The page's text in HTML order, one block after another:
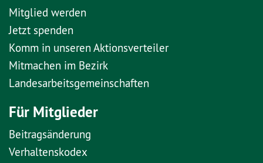
Mitglied werden
Jetzt spenden
Komm in unseren Aktionsverteiler
Mitmachen im Bezirk
Landesarbeitsgemeinschaften
Für Mitglieder
Beitragsänderung
Verhaltenskodex